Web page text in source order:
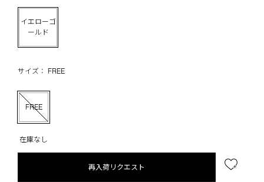
イエローゴ
ールド
サイズ： FREE
FREE
在庫なし
再入荷リクエスト